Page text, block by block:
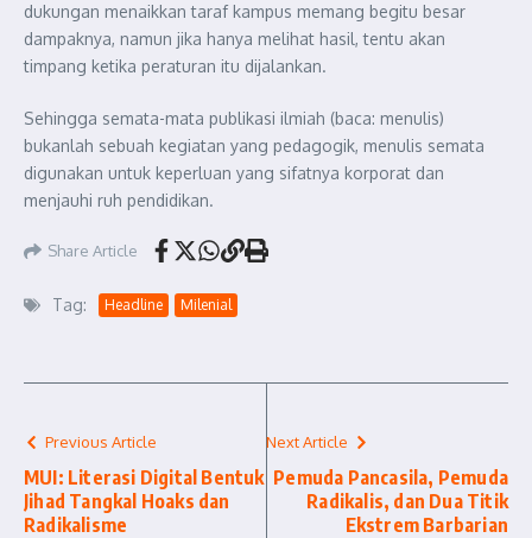
dukungan menaikkan taraf kampus memang begitu besar
dampaknya, namun jika hanya melihat hasil, tentu akan
timpang ketika peraturan itu dijalankan.
Sehingga semata-mata publikasi ilmiah (baca: menulis)
bukanlah sebuah kegiatan yang pedagogik, menulis semata
digunakan untuk keperluan yang sifatnya korporat dan
menjauhi ruh pendidikan.
Share Article
Tag: Headline Milenial
Previous Article
MUI: Literasi Digital Bentuk
Jihad Tangkal Hoaks dan
Radikalisme
Next Article
Pemuda Pancasila, Pemuda
Radikalis, dan Dua Titik
Ekstrem Barbarian